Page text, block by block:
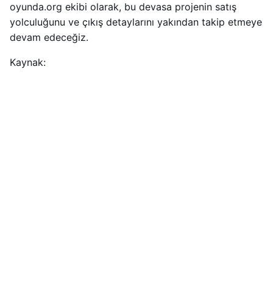
oyunda.org ekibi olarak, bu devasa projenin satış
yolculuğunu ve çıkış detaylarını yakından takip etmeye
devam edeceğiz.
Kaynak: